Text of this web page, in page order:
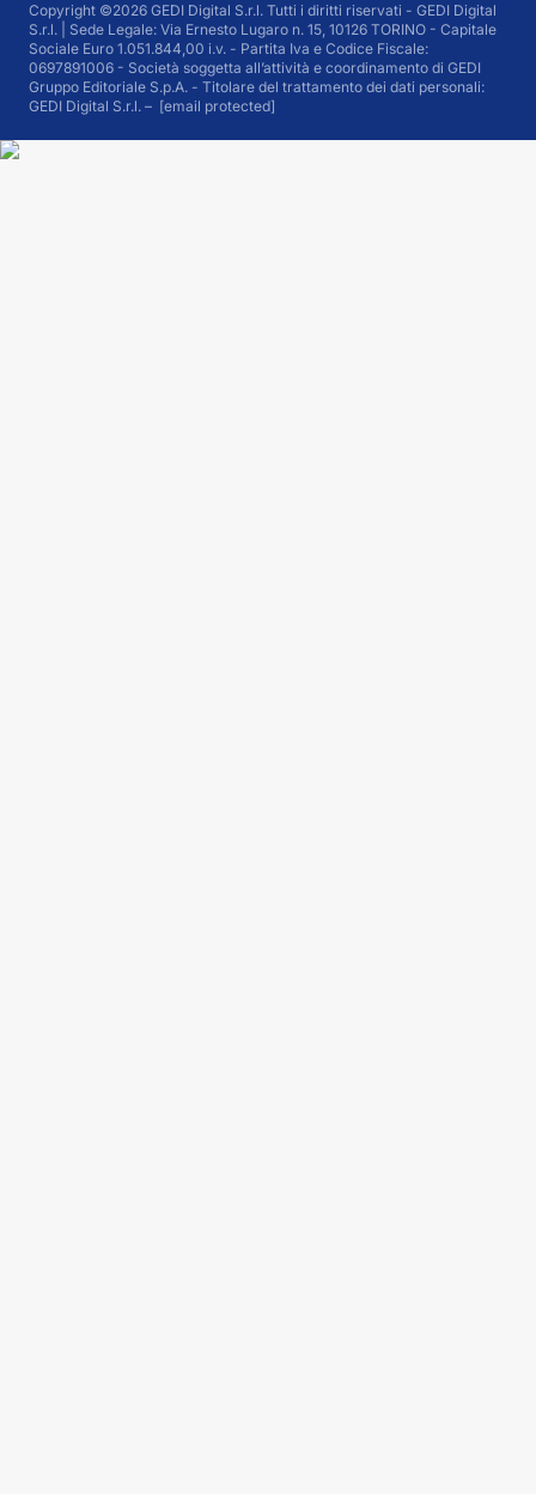
Copyright ©2026 GEDI Digital S.r.l. Tutti i diritti riservati - GEDI Digital
S.r.l. | Sede Legale: Via Ernesto Lugaro n. 15, 10126 TORINO - Capitale
Sociale Euro 1.051.844,00 i.v. - Partita Iva e Codice Fiscale:
0697891006 - Società soggetta all’attività e coordinamento di GEDI
Gruppo Editoriale S.p.A. - Titolare del trattamento dei dati personali:
GEDI Digital S.r.l. – [email protected]